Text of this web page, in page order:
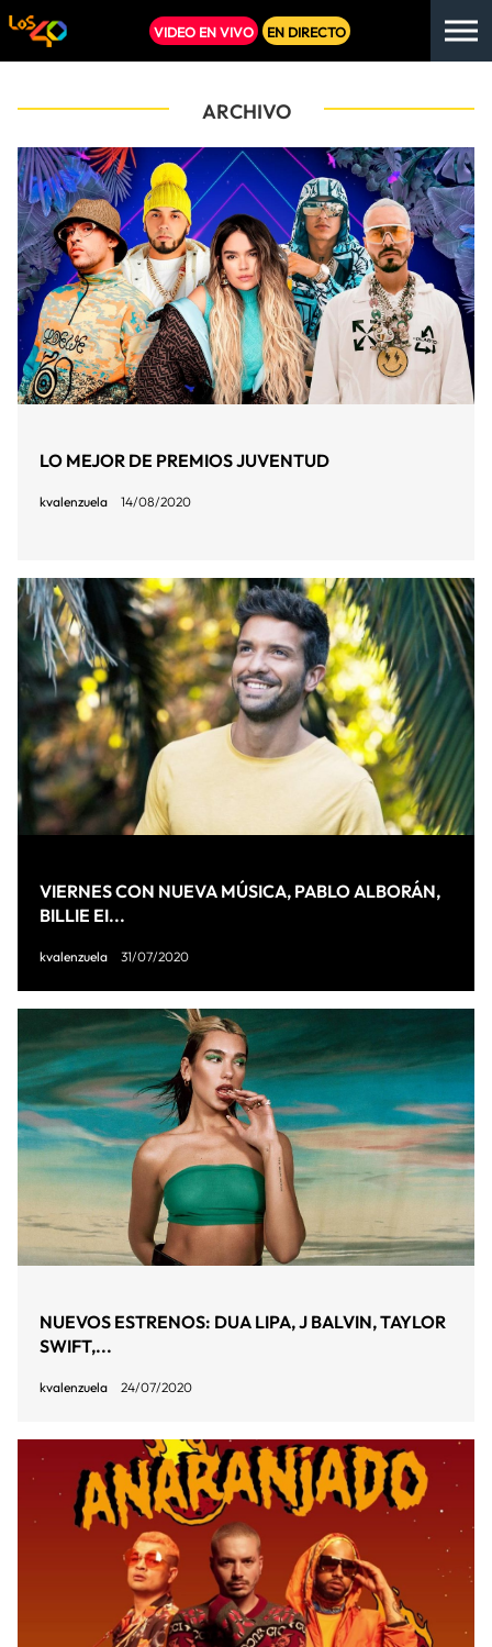
VIDEO EN VIVO EN DIRECTO
ARCHIVO
LO MEJOR DE PREMIOS JUVENTUD
kvalenzuela 14/08/2020
VIERNES CON NUEVA MÚSICA, PABLO ALBORÁN,
BILLIE EI...
kvalenzuela 31/07/2020
NUEVOS ESTRENOS: DUA LIPA, J BALVIN, TAYLOR
SWIFT,...
kvalenzuela 24/07/2020